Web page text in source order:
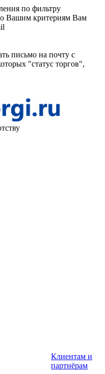
по фильтру
Вашим критериям Вам
письмо на почту с
"статус торгов",
Клиентам и
партнёрам